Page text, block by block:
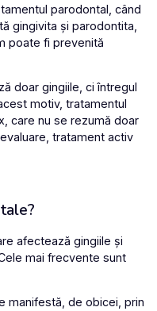
parodontal , când
gingivita și parodontita,
poate fi prevenită
doar gingiile, ci întregul
motiv, tratamentul
care nu se rezumă doar
tratament activ
afectează gingiile și
mai frecvente sunt
manifestă, de obicei, prin